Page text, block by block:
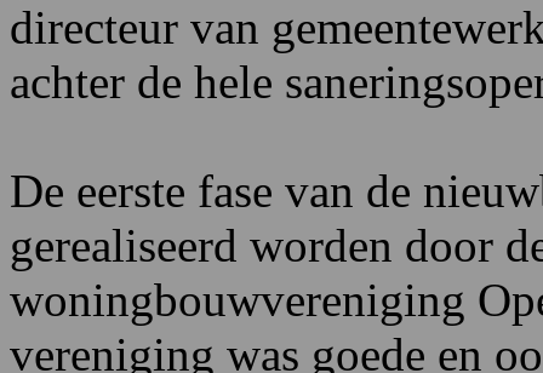
directeur van
achter de hele
De eerste fase van de
gerealiseerd worden door
woningbouwvereniging
vereniging was goede en